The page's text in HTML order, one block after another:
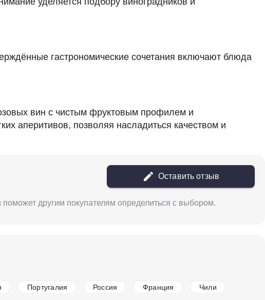
гастрономические сочетания включают блюда
вин с чистым фруктовым профилем и
аперитивов, позволяя насладиться качеством и
Оставить отзыв
другим покупателям определиться с выбором.
Португалия Россия Франция Чили